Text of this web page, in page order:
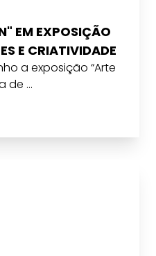
EM EXPOSIÇÃO
E CRIATIVIDADE
a exposição “Arte
de ...